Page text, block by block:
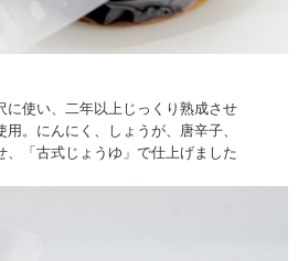
に使い、二年以上じっくり熟成させ
。にんにく、しょうが、唐辛子、
、「古式じょうゆ」で仕上げました